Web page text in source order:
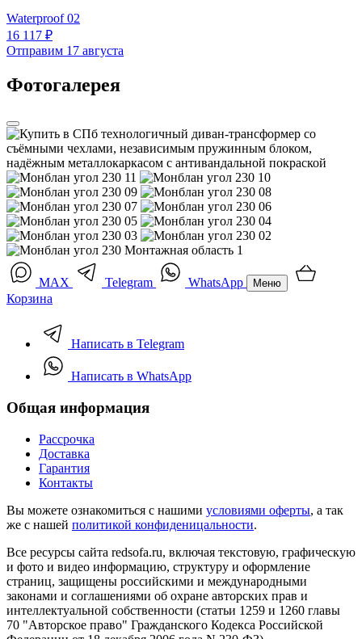
Waterproof 02
16 117 ₽
Отправим 17 августа
Фотогалерея
MAX Telegram WhatsApp Меню
Корзина
Написать в Telegram
Написать в WhatsApp
Общая информация
Рассрочка
Доставка
Гарантия
Контакты
Вы можете ознакомиться с нашими условиями оферты, а так
же с нашей политикой конфиденицальности.
Все ресурсы сайта redsofa.ru, включая текстовую, графическую
и фото и видео информацию, структуру и оформление
страниц, защищены российскими и международными
законами и соглашениями об охране авторских прав и
интеллектуальной собственности (статьи 1259 и 1260 главы
70 "Авторское право" Гражданского Кодекса Российской